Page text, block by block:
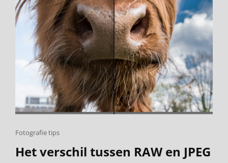
Cat
Fotografie tips
Het verschil tussen RAW en JPEG